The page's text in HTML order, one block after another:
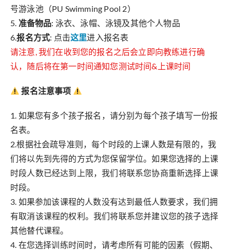
号游泳池（PU Swimming Pool 2）
5. 准备物品: 泳衣、泳帽、泳镜及其他个人物品
6.报名方式: 点击这里进入报名表
请注意, 我们在收到您的报名之后会立即向教练进行确
认，随后将在第一时间通知您测试时间&上课时间
报名注意事项
1. 如果您有多个孩子报名，请分别为每个孩子填写一份报
名表。
2.根据社会疏导准则，每个时段的上课人数是有限的，我
们将以先到先得的方式为您保留学位。如果您选择的上课
时段人数已经达到上限，我们将联系您协商重新选择上课
时段。
3. 如果参加该课程的人数没有达到最低人数要求，我们拥
有取消该课程的权利。我们将联系您并建议您的孩子选择
其他替代课程。
4. 在您选择训练时间时，请考虑所有可能的因素（假期、